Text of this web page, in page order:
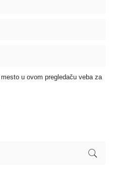
u ovom pregledaču veba za